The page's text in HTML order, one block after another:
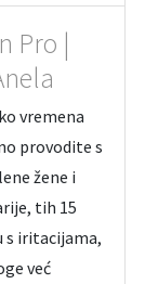
Pro |
vremena
provodite s
žene i
tih 15
s iritacijama,
već